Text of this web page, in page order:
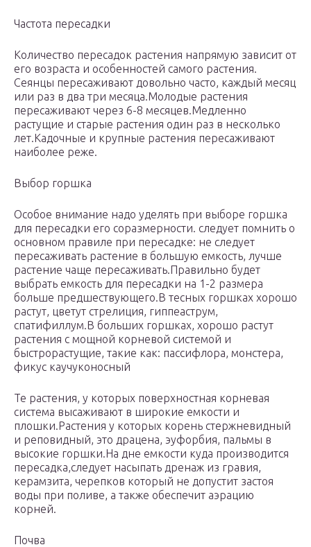
Частота пересадки
Количество пересадок растения напрямую зависит от
его возраста и особенностей самого растения.
Сеянцы пересаживают довольно часто, каждый месяц
или раз в два три месяца.Молодые растения
пересаживают через 6-8 месяцев.Медленно
растущие и старые растения один раз в несколько
лет.Кадочные и крупные растения пересаживают
наиболее реже.
Выбор горшка
Особое внимание надо уделять при выборе горшка
для пересадки его соразмерности. следует помнить о
основном правиле при пересадке: не следует
пересаживать растение в большую емкость, лучше
растение чаще пересаживать.Правильно будет
выбрать емкость для пересадки на 1-2 размера
больше предшествующего.В тесных горшках хорошо
растут, цветут стрелиция, гиппеаструм,
спатифиллум.В больших горшках, хорошо растут
растения с мощной корневой системой и
быстрорастущие, такие как: пассифлора, монстера,
фикус каучуконосный
Те растения, у которых поверхностная корневая
система высаживают в широкие емкости и
плошки.Растения у которых корень стержневидный
и реповидный, это драцена, эуфорбия, пальмы в
высокие горшки.На дне емкости куда производится
пересадка,следует насыпать дренаж из гравия,
керамзита, черепков который не допустит застоя
воды при поливе, а также обеспечит аэрацию
корней.
Почва